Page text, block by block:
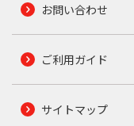
お問い合わせ
ご利用ガイド
サイトマップ